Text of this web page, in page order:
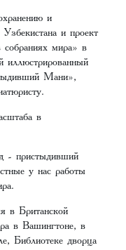
и
и проект
собраниях мира» в
иллюстрированный
Мани»,
в
- пристыдивший
у нас работы
в Британской
в Вашингтоне, в
Библиотеке дворца